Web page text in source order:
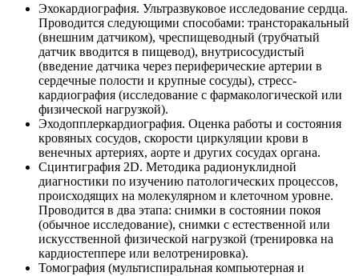
Эхокардиография. Ультразвуковое исследование сердца.
Проводится следующими способами: трансторакальный
(внешним датчиком), чреспищеводный (трубчатый
датчик вводится в пищевод), внутрисосудистый
(введение датчика через периферические артерии в
сердечные полости и крупные сосуды), стресс-
кардиография (исследование с фармакологической или
физической нагрузкой).
Эходопплеркардиография. Оценка работы и состояния
кровяных сосудов, скорости циркуляции крови в
венечных артериях, аорте и других сосудах органа.
Сцинтиграфия 2D. Методика радионуклидной
диагностики по изучению патологических процессов,
происходящих на молекулярном и клеточном уровне.
Проводится в два этапа: снимки в состоянии покоя
(обычное исследование), снимки с естественной или
искусственной физической нагрузкой (тренировка на
кардиостеппере или велотренировка).
Томография (мультиспиральная компьютерная и